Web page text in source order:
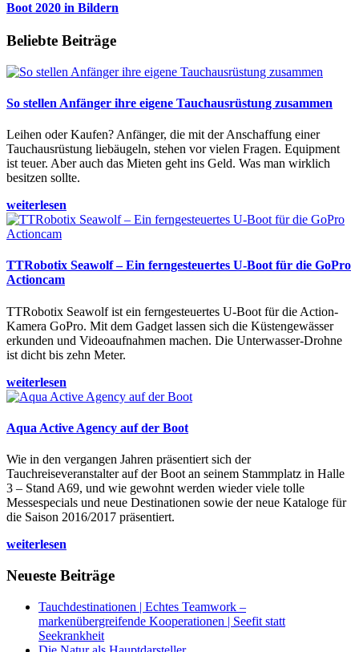
Boot 2020 in Bildern
Beliebte Beiträge
So stellen Anfänger ihre eigene Tauchausrüstung zusammen
Leihen oder Kaufen? Anfänger, die mit der Anschaffung einer
Tauchausrüstung liebäugeln, stehen vor vielen Fragen. Equipment
ist teuer. Aber auch das Mieten geht ins Geld. Was man wirklich
besitzen sollte.
weiterlesen
TTRobotix Seawolf – Ein ferngesteuertes U-Boot für die GoPro
Actioncam
TTRobotix Seawolf ist ein ferngesteuertes U-Boot für die Action-
Kamera GoPro. Mit dem Gadget lassen sich die Küstengewässer
erkunden und Videoaufnahmen machen. Die Unterwasser-Drohne
ist dicht bis zehn Meter.
weiterlesen
Aqua Active Agency auf der Boot
Wie in den vergangen Jahren präsentiert sich der
Tauchreiseveranstalter auf der Boot an seinem Stammplatz in Halle
3 – Stand A69, und wie gewohnt werden wieder viele tolle
Messespecials und neue Destinationen sowie der neue Kataloge für
die Saison 2016/2017 präsentiert.
weiterlesen
Neueste Beiträge
Tauchdestinationen | Echtes Teamwork –
markenübergreifende Kooperationen | Seefit statt
Seekrankheit